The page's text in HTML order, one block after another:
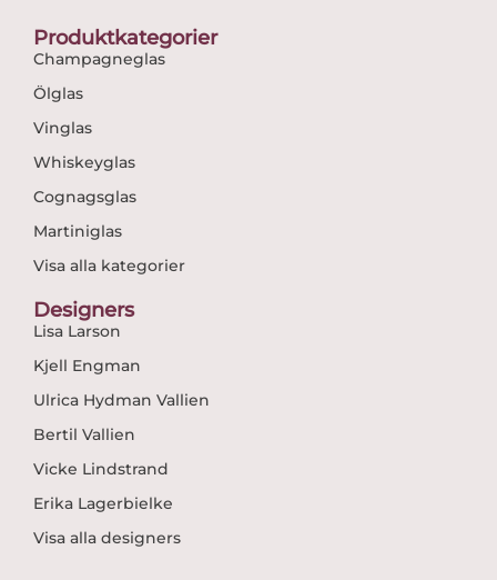
Produktkategorier
Champagneglas
Ölglas
Vinglas
Whiskeyglas
Cognagsglas
Martiniglas
Visa alla kategorier
Designers
Lisa Larson
Kjell Engman
Ulrica Hydman Vallien
Bertil Vallien
Vicke Lindstrand
Erika Lagerbielke
Visa alla designers